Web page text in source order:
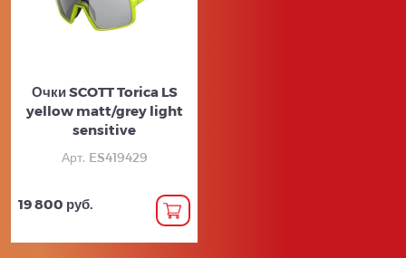
Очки SCOTT Torica LS
yellow matt/grey light
sensitive
Арт. ES419429
19 800 руб.